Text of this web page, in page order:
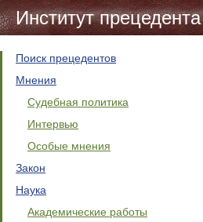
Институт прецедента
Поиск прецедентов
Мнения
Судебная политика
Интервью
Особые мнения
Закон
Наука
Академические работы